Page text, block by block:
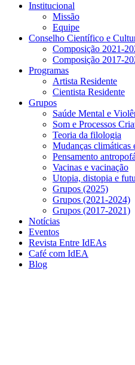
Institucional
Missão
Equipe
Conselho Científico e
Composição 2021-
Composição 2017-
Programas
Artista Residente
Cientista Residente
Grupos
Saúde Mental e
Som e Processos
Teoria da filologia
Mudanças climáticas
Pensamento
Vacinas e vacinação
Utopia, distopia e
Grupos (2025)
Grupos (2021-2024)
Grupos (2017-2021)
Notícias
Eventos
Revista Entre IdEAs
Café com IdEA
Blog